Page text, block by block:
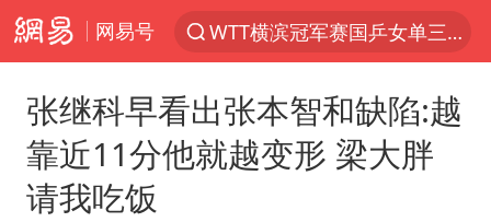
网易号
WTT横滨冠军赛国乒女单三将晋级四强
日本发布排名：“中国第一，美日德韩英法居后”
微信又有新功能，你可以“撤回”你的撤回了！
张继科早看出张本智和缺陷:越
靠近11分他就越变形 梁大胖
请我吃饭